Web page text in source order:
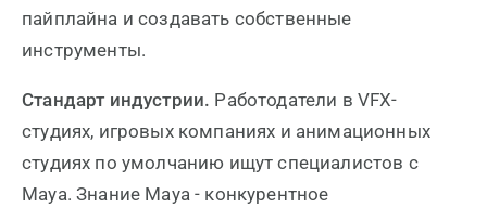
пайплайна и создавать собственные
инструменты.
Стандарт индустрии. Работодатели в VFX-
студиях, игровых компаниях и анимационных
студиях по умолчанию ищут специалистов с
Maya. Знание Maya - конкурентное